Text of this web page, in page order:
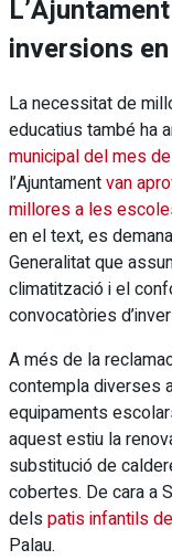
inversions
La necessitat de
educatius també ha
municipal del mes
l’Ajuntamentvan
millores a les
en el text, es
Generalitat que
climatització i el
convocatòries
A més de la
contempla diverses
equipaments
aquest estiu la
substitució de
cobertes. De cara a
delspatis infantils
Palau.